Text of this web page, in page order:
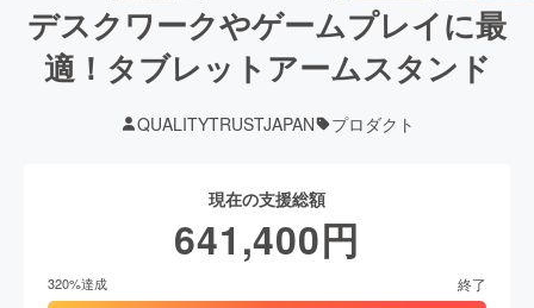
デスクワークやゲームプレイに最
適！タブレットアームスタンド
QUALITYTRUSTJAPAN プロダクト
現在の支援総額
641,400円
320%達成 終了